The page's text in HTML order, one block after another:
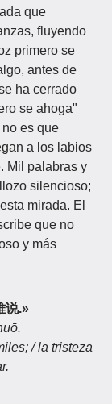
que
fluyendo
primero se
antes de
ha cerrado
se ahoga"
es que
a los labios
Mil palabras y
silencioso;
mirada. El
que no
y más
说.»
/ la tristeza